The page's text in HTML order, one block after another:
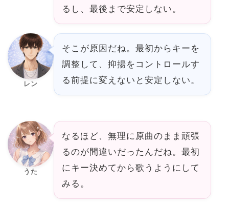
るし、最後まで安定しない。
レン
そこが原因だね。最初からキーを
調整して、抑揚をコントロールす
る前提に変えないと安定しない。
うた
なるほど、無理に原曲のまま頑張
るのが間違いだったんだね。最初
にキー決めてから歌うようにして
みる。